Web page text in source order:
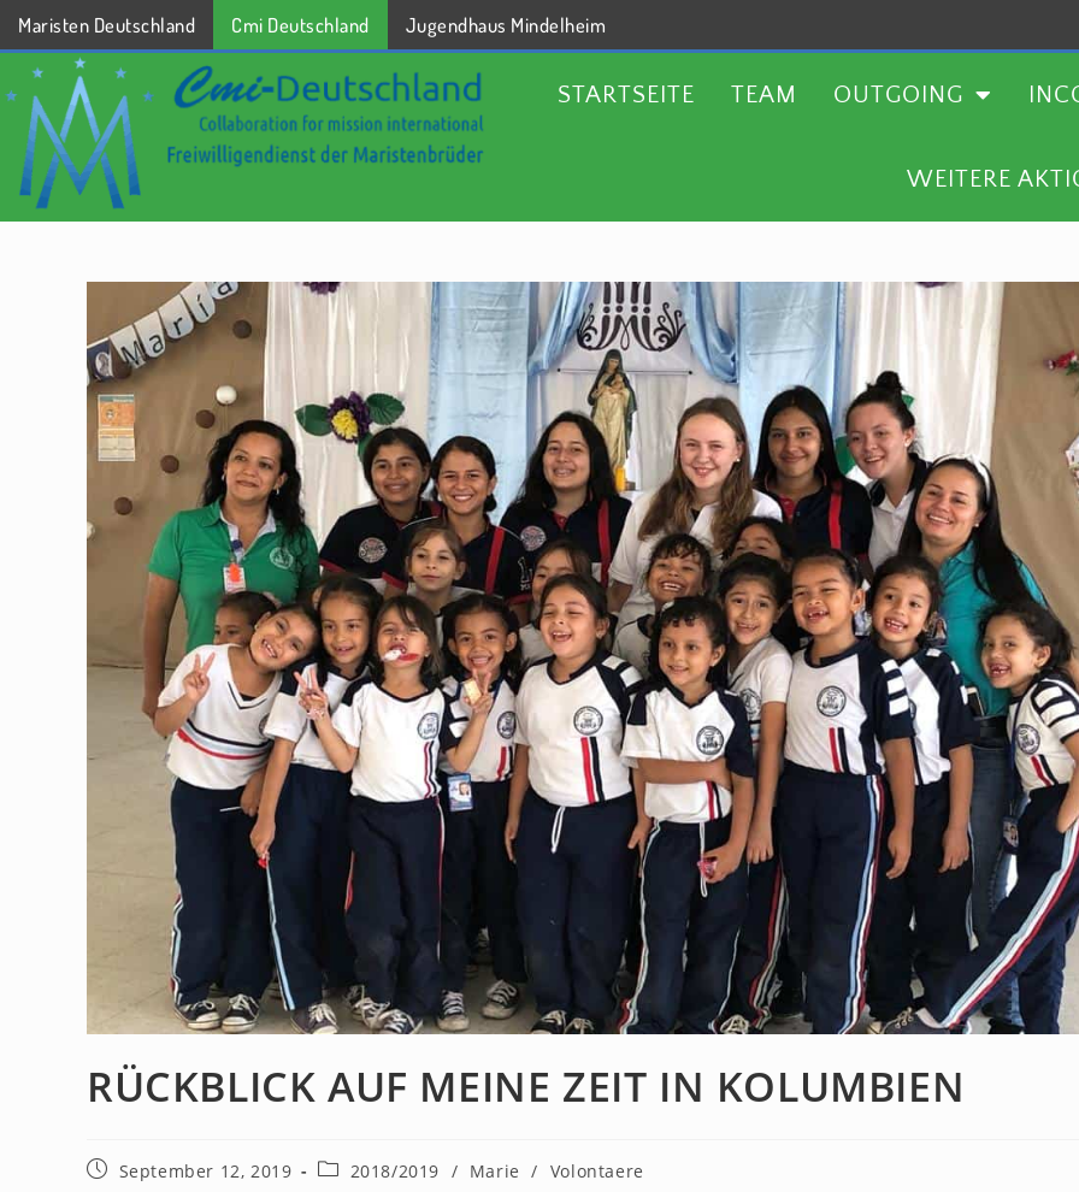
Maristen Deutschland Cmi Deutschland Jugendhaus Mindelheim
STARTSEITE TEAM OUTGOING
WEITERE
STARTSEITE TEAM OUTGOING INCOMING AKTUELLES
RÜCKBLICK AUF MEINE ZEIT IN KOLUMBIEN
September 12, 2019 2018/2019 / Marie / Volontaere